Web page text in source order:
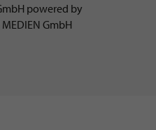
powered by
MEDIEN GmbH